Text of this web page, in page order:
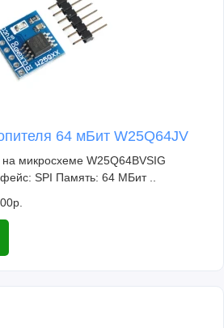
64 мБит W25Q64JV
микросхеме W25Q64BVSIG
SPI Память: 64 МБит ..